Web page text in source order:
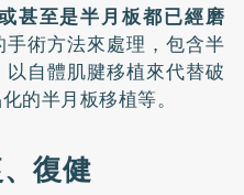
甚至是半月板都已經磨
術方法來處理，包含半
自體肌腱移植來代替破
的半月板移植等。
復健